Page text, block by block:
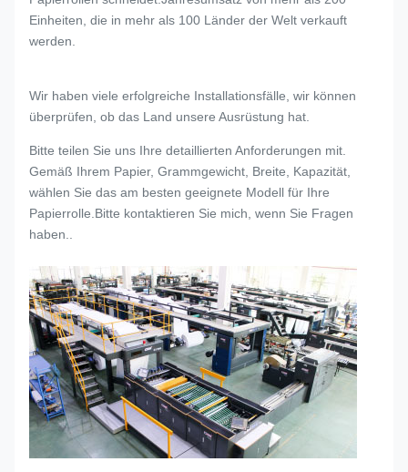
Einheiten, die in mehr als 100 Länder der Welt verkauft
werden.
Wir haben viele erfolgreiche Installationsfälle, wir können
überprüfen, ob das Land unsere Ausrüstung hat.
Bitte teilen Sie uns Ihre detaillierten Anforderungen mit.
Gemäß Ihrem Papier, Grammgewicht, Breite, Kapazität,
wählen Sie das am besten geeignete Modell für Ihre
Papierrolle.Bitte kontaktieren Sie mich, wenn Sie Fragen
haben..